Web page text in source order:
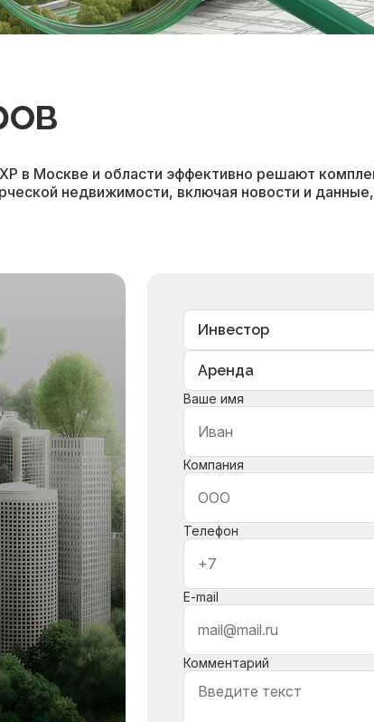
в Москве и области эффективно решают
недвижимости, включая новости и
Ваше имя
Компания
Телефон
E-mail
Комментарий